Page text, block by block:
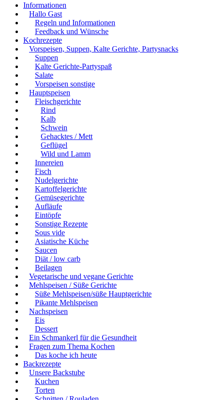
Informationen
Hallo Gast
Regeln und Informationen
Feedback und Wünsche
Kochrezepte
Vorspeisen, Suppen, Kalte Gerichte, Partysnacks
Suppen
Kalte Gerichte-Partyspaß
Salate
Vorspeisen sonstige
Hauptspeisen
Fleischgerichte
Rind
Kalb
Schwein
Gehacktes / Mett
Geflügel
Wild und Lamm
Innereien
Fisch
Nudelgerichte
Kartoffelgerichte
Gemüsegerichte
Aufläufe
Eintöpfe
Sonstige Rezepte
Sous vide
Asiatische Küche
Saucen
Diät / low carb
Beilagen
Vegetarische und vegane Gerichte
Mehlspeisen / Süße Gerichte
Süße Mehlspeisen/süße Hauptgerichte
Pikante Mehlspeisen
Nachspeisen
Eis
Dessert
Ein Schmankerl für die Gesundheit
Fragen zum Thema Kochen
Das koche ich heute
Backrezepte
Unsere Backstube
Kuchen
Torten